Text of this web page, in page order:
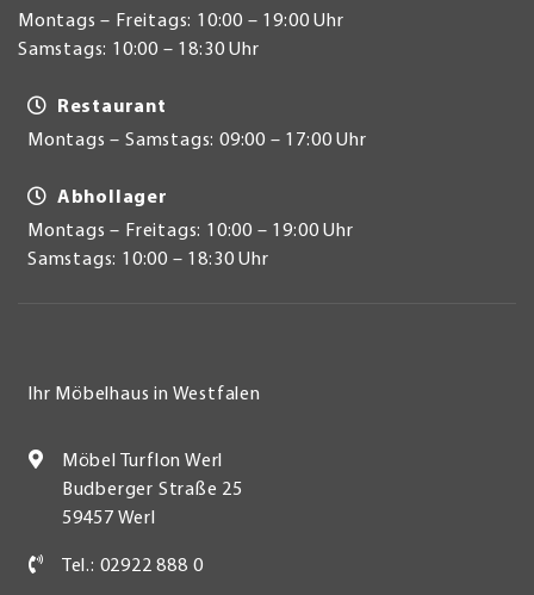
Montags – Freitags: 10:00 – 19:00 Uhr
Samstags: 10:00 – 18:30 Uhr
Restaurant
Montags – Samstags: 09:00 – 17:00 Uhr
Abhollager
Montags – Freitags: 10:00 – 19:00 Uhr
Samstags: 10:00 – 18:30 Uhr
Ihr Möbelhaus in Westfalen
Möbel Turflon Werl
Budberger Straße 25
59457 Werl
Tel.: 02922 888 0